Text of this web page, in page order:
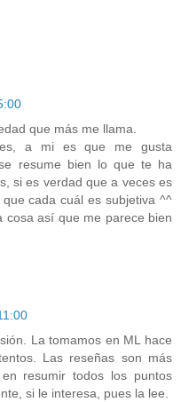
que más me llama.
a mi es que me gusta
resume bien lo que te ha
si es verdad que a veces es
cada cuál es subjetiva ^^
cosa así que me parece bien
La tomamos en ML hace
Las reseñas son más
resumir todos los puntos
si le interesa, pues la lee.